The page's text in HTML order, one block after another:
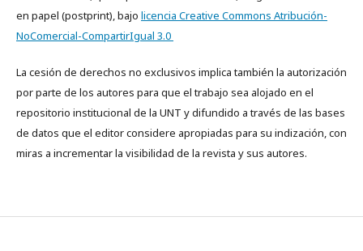
en papel (postprint), bajo licencia Creative Commons Atribución-
NoComercial-CompartirIgual 3.0
La cesión de derechos no exclusivos implica también la autorización
por parte de los autores para que el trabajo sea alojado en el
repositorio institucional de la UNT y difundido a través de las bases
de datos que el editor considere apropiadas para su indización, con
miras a incrementar la visibilidad de la revista y sus autores.